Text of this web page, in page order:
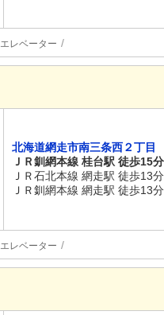
エレベーター
北海道網走市南三条西２丁目
ＪＲ釧網本線 桂台駅 徒歩15分
ＪＲ石北本線 網走駅 徒歩13分
ＪＲ釧網本線 網走駅 徒歩13分
エレベーター